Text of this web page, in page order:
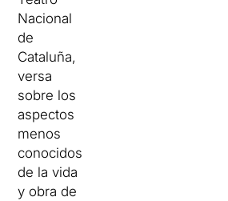
Nacional
de
Cataluña,
versa
sobre los
aspectos
menos
conocidos
de la vida
y obra de